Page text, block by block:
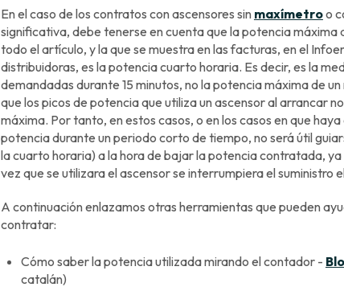
En el caso de los contratos con ascensores sin maxímetroo
significativa, debe tenerse en cuenta que la potencia máxima
todo el artículo, y la que se muestra en las facturas, en el
distribuidoras, es la potencia cuarto horaria. Es decir, es la
demandadas durante 15 minutos, no la potencia máxima de
que los picos de potencia que utiliza un ascensor al arrancar
máxima. Por tanto, en estos casos, o en los casos en que
potencia durante un periodo corto de tiempo, no será útil
la cuarto horaria) a la hora de bajar la potencia contratada,
vez que se utilizara el ascensor se interrumpiera el suministro
A continuación enlazamos otras herramientas que pueden
contratar:
Cómo saber la potencia utilizada mirando el contador -
catalán)